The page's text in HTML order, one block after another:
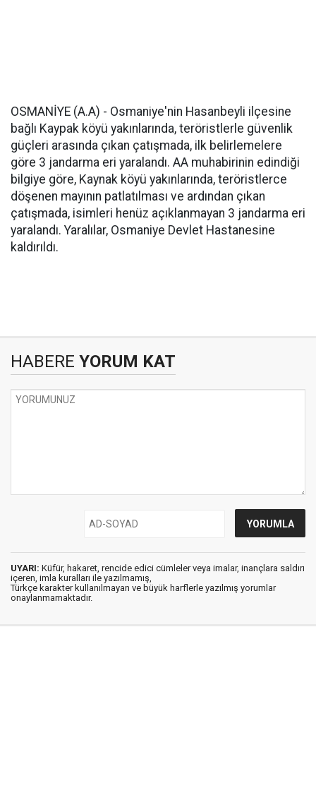
OSMANİYE (A.A) - Osmaniye'nin Hasanbeyli ilçesine
bağlı Kaypak köyü yakınlarında, teröristlerle güvenlik
güçleri arasında çıkan çatışmada, ilk belirlemelere
göre 3 jandarma eri yaralandı. AA muhabirinin edindiği
bilgiye göre, Kaynak köyü yakınlarında, teröristlerce
döşenen mayının patlatılması ve ardından çıkan
çatışmada, isimleri henüz açıklanmayan 3 jandarma eri
yaralandı. Yaralılar, Osmaniye Devlet Hastanesine
kaldırıldı.
HABERE YORUM KAT
UYARI: Küfür, hakaret, rencide edici cümleler veya imalar, inançlara saldırı
içeren, imla kuralları ile yazılmamış,
Türkçe karakter kullanılmayan ve büyük harflerle yazılmış yorumlar
onaylanmamaktadır.